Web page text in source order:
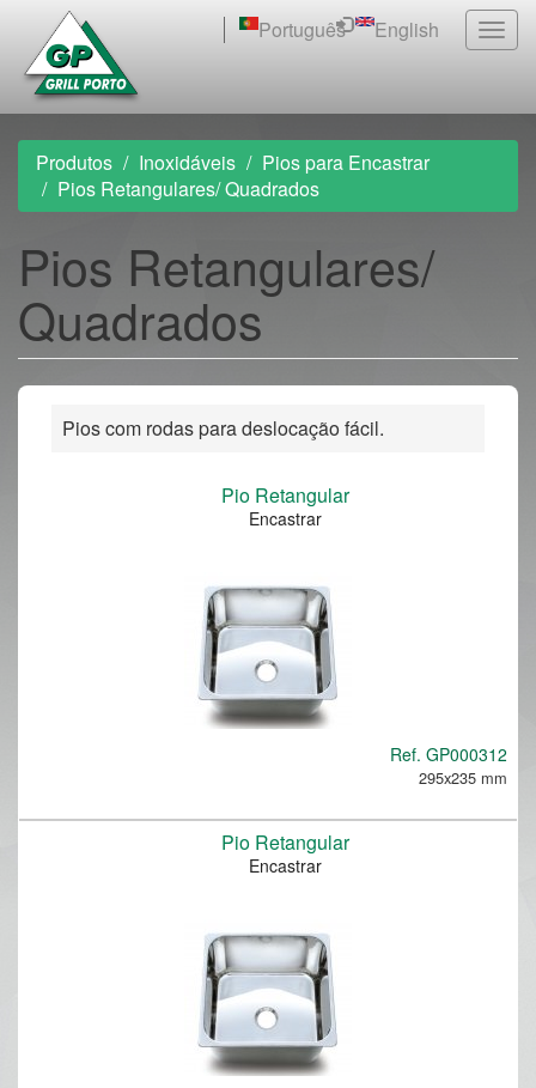
conteúdo
principal
Português English
Produtos Inoxidáveis
Pios para Encastrar
Pios Retangulares/ Quadrados
Pios Retangulares/
Quadrados
Pios com rodas para deslocação fácil.
Ref. GP000312
295x235 mm
Pio Retangular
Encastrar
Pio Retangular
Encastrar